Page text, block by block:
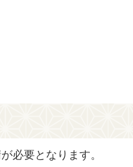
必要となります。